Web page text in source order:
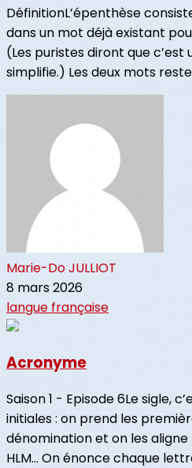
DéfinitionL’épenthèse
dans un mot déjà existant
(Les puristes diront que c’est
simplifie.) Les deux mots
Marie-Do JULLIOT
8 mars 2026
langue française
Acronyme
Saison 1 - Episode 6Le sigle,
initiales : on prend les
dénomination et on les aligne
HLM… On énonce chaque